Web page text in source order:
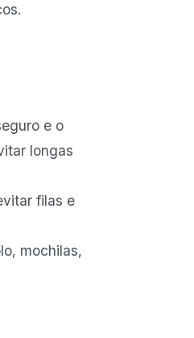
e o
longas
filas e
mochilas,